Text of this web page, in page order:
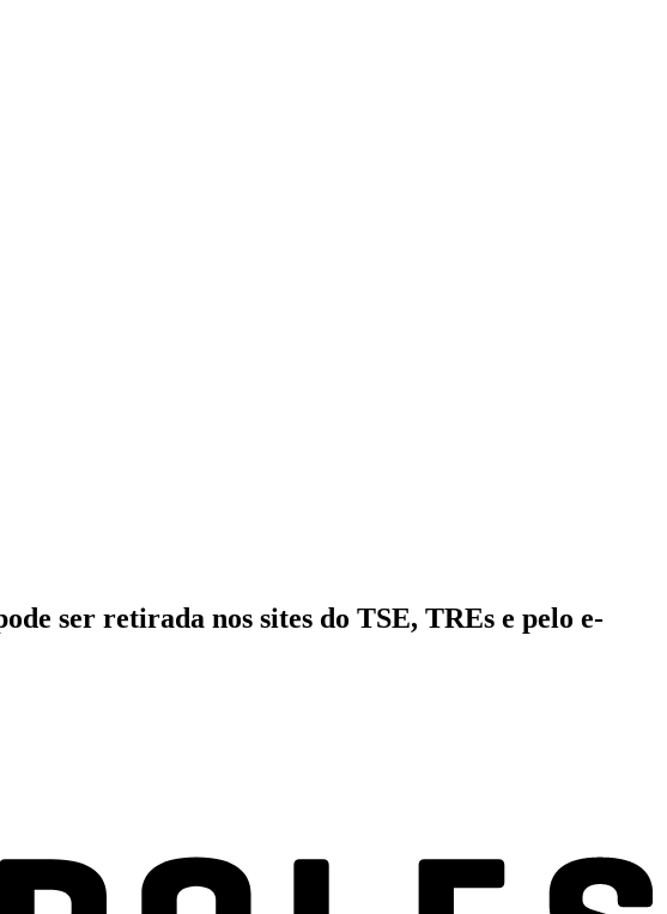
ser retirada nos sites do TSE, TREs e pelo e-